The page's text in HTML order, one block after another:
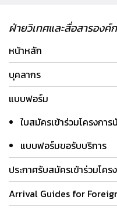
ฝ่ายวิเทศและสื่อสารองค์
หน้าหลัก
บุคลากร
แบบฟอร์ม
ใบสมัครเข้าร่วมโครงกา
แบบฟอร์มขอรับบริการ
ประกาศรับสมัครเข้าร่วมโค
Arrival Guides for